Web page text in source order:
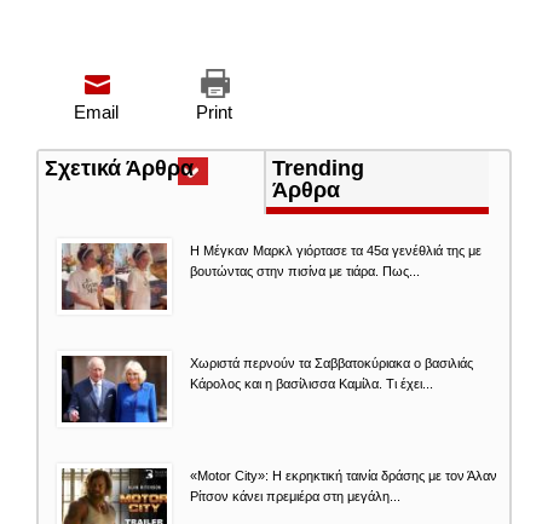
Print
Email
Σχετικά Άρθρα(ενεργή
καρτέλα)
Trending
Άρθρα
Η Μέγκαν Μαρκλ γιόρτασε τα 45α γενέθλιά της με
βουτώντας στην πισίνα με τιάρα. Πως...
Χωριστά περνούν τα Σαββατοκύριακα ο βασιλιάς
Κάρολος και η βασίλισσα Καμίλα. Τι έχει...
«Motor City»: Η εκρηκτική ταινία δράσης με τον Άλαν
Ρίτσον κάνει πρεμιέρα στη μεγάλη...